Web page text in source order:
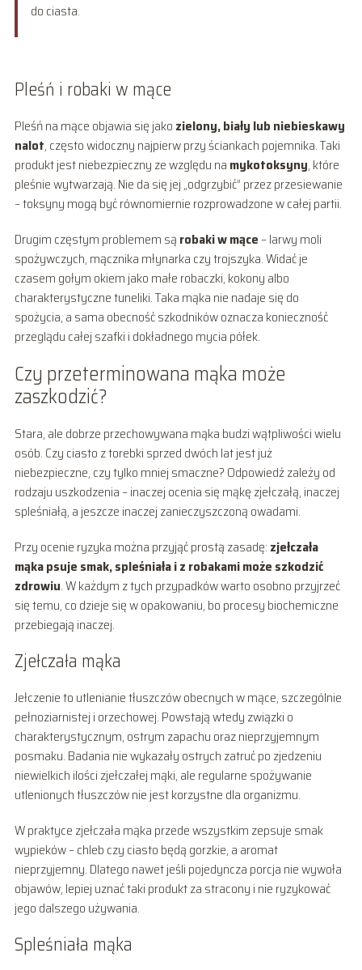
do ciasta.
Pleśń i robaki w mące
Pleśń na mące objawia się jako zielony, biały lub niebieskawy
nalot, często widoczny najpierw przy ściankach pojemnika. Taki
produkt jest niebezpieczny ze względu na mykotoksyny, które
pleśnie wytwarzają. Nie da się jej „odgrzybić” przez przesiewanie
– toksyny mogą być równomiernie rozprowadzone w całej partii.
Drugim częstym problemem są robaki w mące – larwy moli
spożywczych, mącznika młynarka czy trojszyka. Widać je
czasem gołym okiem jako małe robaczki, kokony albo
charakterystyczne tuneliki. Taka mąka nie nadaje się do
spożycia, a sama obecność szkodników oznacza konieczność
przeglądu całej szafki i dokładnego mycia półek.
Czy przeterminowana mąka może
zaszkodzić?
Stara, ale dobrze przechowywana mąka budzi wątpliwości wielu
osób. Czy ciasto z torebki sprzed dwóch lat jest już
niebezpieczne, czy tylko mniej smaczne? Odpowiedź zależy od
rodzaju uszkodzenia – inaczej ocenia się mąkę zjełczałą, inaczej
spleśniałą, a jeszcze inaczej zanieczyszczoną owadami.
Przy ocenie ryzyka można przyjąć prostą zasadę: zjełczała
mąka psuje smak, spleśniała i z robakami może szkodzić
zdrowiu. W każdym z tych przypadków warto osobno przyjrzeć
się temu, co dzieje się w opakowaniu, bo procesy biochemiczne
przebiegają inaczej.
Zjełczała mąka
Jełczenie to utlenianie tłuszczów obecnych w mące, szczególnie
pełnoziarnistej i orzechowej. Powstają wtedy związki o
charakterystycznym, ostrym zapachu oraz nieprzyjemnym
posmaku. Badania nie wykazały ostrych zatruć po zjedzeniu
niewielkich ilości zjełczałej mąki, ale regularne spożywanie
utlenionych tłuszczów nie jest korzystne dla organizmu.
W praktyce zjełczała mąka przede wszystkim zepsuje smak
wypieków – chleb czy ciasto będą gorzkie, a aromat
nieprzyjemny. Dlatego nawet jeśli pojedyncza porcja nie wywoła
objawów, lepiej uznać taki produkt za stracony i nie ryzykować
jego dalszego używania.
Spleśniała mąka